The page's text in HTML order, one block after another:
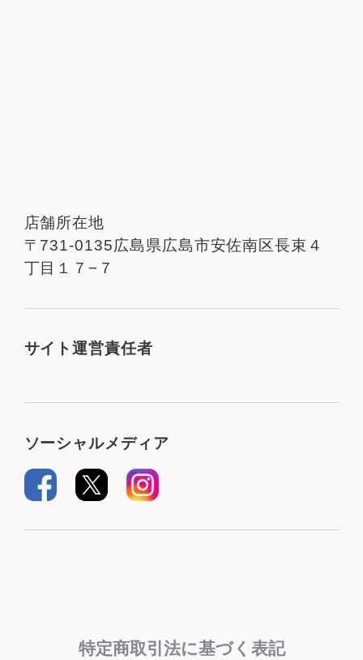
店舗所在地
〒731-0135広島県広島市安佐南区長束４
丁目１７−７
サイト運営責任者
ソーシャルメディア
特定商取引法に基づく表記